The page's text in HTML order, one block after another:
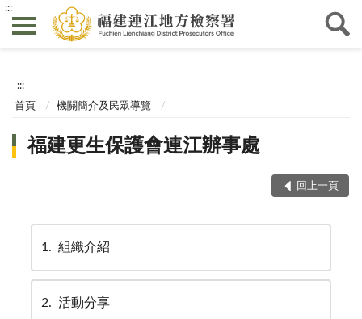
:::
:::
首頁 機關簡介及民眾導覽
福建更生保護會連江辦事處
回上一頁
1 組織介紹
2 活動分享